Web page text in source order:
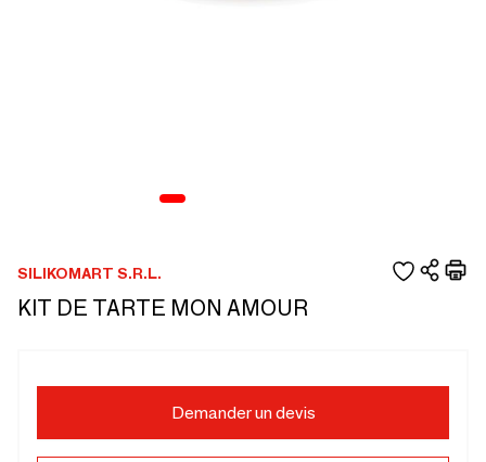
SILIKOMART S.R.L.
KIT DE TARTE MON AMOUR
Demander un devis